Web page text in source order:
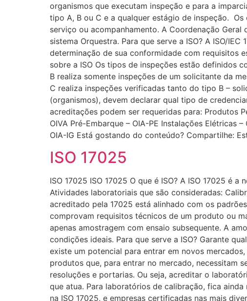
organismos que executam inspeção e para a
tipo A, B ou C e a qualquer estágio de inspeção.
serviço ou acompanhamento. A Coordenação
sistema Orquestra. Para que serve a ISO? A ISO/
determinação de sua conformidade com requisitos
sobre a ISO Os tipos de inspeções estão definidos
B realiza somente inspeções de um solicitante da
C realiza inspeções verificadas tanto do tipo B –
(organismos), devem declarar qual tipo de
acreditações podem ser requeridas para: Produtos
OIVA Pré-Embarque – OIA-PE Instalações Elétricas
OIA-IG Está gostando do conteúdo? Compartilhe:
ISO 17025
ISO 17025 ISO 17025 O que é ISO? A ISO 17025 é
Atividades laboratoriais que são consideradas:
acreditado pela 17025 está alinhado com os
comprovam requisitos técnicos de um produto ou
apenas amostragem com ensaio subsequente. A
condições ideais. Para que serve a ISO? Garante
existe um potencial para entrar em novos
produtos que, para entrar no mercado, necessitam
resoluções e portarias. Ou seja, acreditar o
que atua. Para laboratórios de calibração, fica
na ISO 17025, e empresas certificadas nas mais